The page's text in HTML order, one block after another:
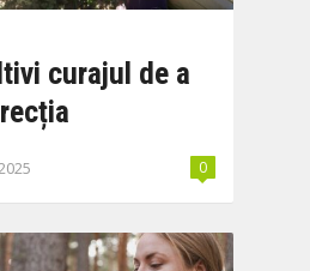
curajul de a
0